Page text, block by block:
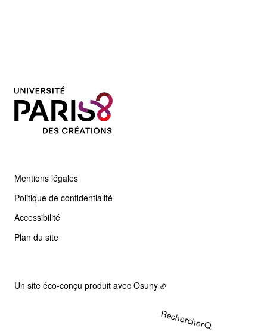
Mentions légales
Politique de confidentialité
Accessibilité
Plan du site
Rechercher
Un site éco-conçu produit avec Osuny